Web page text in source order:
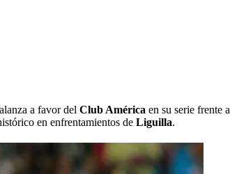
a favor del Club América en su serie frente a
en enfrentamientos de Liguilla.